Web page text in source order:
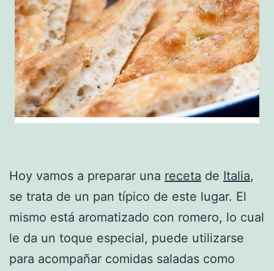
Hoy vamos a preparar una receta de Italia,
se trata de un pan típico de este lugar. El
mismo está aromatizado con romero, lo cual
le da un toque especial, puede utilizarse
para acompañar comidas saladas como